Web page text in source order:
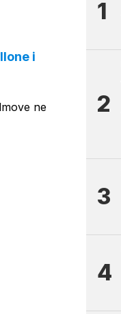
i
ne